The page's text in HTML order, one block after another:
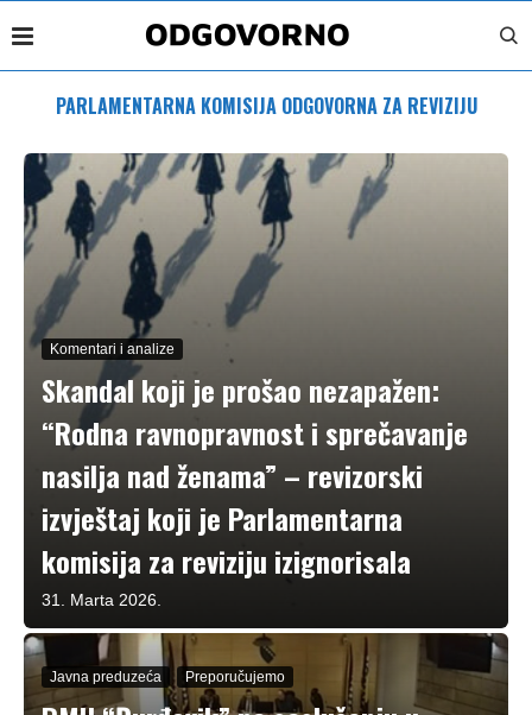
PARLAMENTARNA KOMISIJA ODGOVORNA ZA REVIZIJU
Komentari i analize
Skandal koji je prošao nezapažen:
“Rodna ravnopravnost i sprečavanje
nasilja nad ženama” – revizorski
izvještaj koji je Parlamentarna
komisija za reviziju izignorisala
31. Marta 2026.
Javna preduzeća Preporučujemo